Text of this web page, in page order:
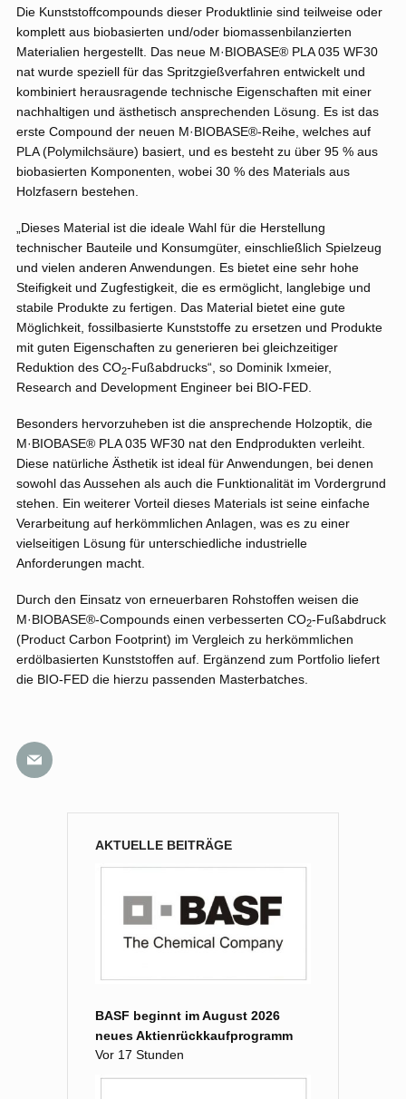
Die Kunststoffcompounds dieser Produktlinie sind teilweise oder
komplett aus biobasierten und/oder biomassenbilanzierten
Materialien hergestellt. Das neue M·BIOBASE® PLA 035 WF30
nat wurde speziell für das Spritzgießverfahren entwickelt und
kombiniert herausragende technische Eigenschaften mit einer
nachhaltigen und ästhetisch ansprechenden Lösung. Es ist das
erste Compound der neuen M·BIOBASE®-Reihe, welches auf
PLA (Polymilchsäure) basiert, und es besteht zu über 95 % aus
biobasierten Komponenten, wobei 30 % des Materials aus
Holzfasern bestehen.
„Dieses Material ist die ideale Wahl für die Herstellung
technischer Bauteile und Konsumgüter, einschließlich Spielzeug
und vielen anderen Anwendungen. Es bietet eine sehr hohe
Steifigkeit und Zugfestigkeit, die es ermöglicht, langlebige und
stabile Produkte zu fertigen. Das Material bietet eine gute
Möglichkeit, fossilbasierte Kunststoffe zu ersetzen und Produkte
mit guten Eigenschaften zu generieren bei gleichzeitiger
Reduktion des CO2-Fußabdrucks“, so Dominik Ixmeier,
Research and Development Engineer bei BIO-FED.
Besonders hervorzuheben ist die ansprechende Holzoptik, die
M·BIOBASE® PLA 035 WF30 nat den Endprodukten verleiht.
Diese natürliche Ästhetik ist ideal für Anwendungen, bei denen
sowohl das Aussehen als auch die Funktionalität im Vordergrund
stehen. Ein weiterer Vorteil dieses Materials ist seine einfache
Verarbeitung auf herkömmlichen Anlagen, was es zu einer
vielseitigen Lösung für unterschiedliche industrielle
Anforderungen macht.
Durch den Einsatz von erneuerbaren Rohstoffen weisen die
M·BIOBASE®-Compounds einen verbesserten CO2-Fußabdruck
(Product Carbon Footprint) im Vergleich zu herkömmlichen
erdölbasierten Kunststoffen auf. Ergänzend zum Portfolio liefert
die BIO-FED die hierzu passenden Masterbatches.
AKTUELLE BEITRÄGE
BASF beginnt im August 2026
neues Aktienrückkaufprogramm
Vor 17 Stunden